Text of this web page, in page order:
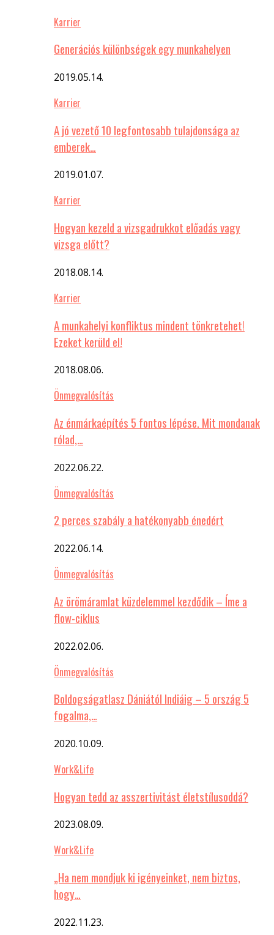
Karrier
Generációs különbségek egy munkahelyen
2019.05.14.
Karrier
A jó vezető 10 legfontosabb tulajdonsága az
emberek…
2019.01.07.
Karrier
Hogyan kezeld a vizsgadrukkot előadás vagy
vizsga előtt?
2018.08.14.
Karrier
A munkahelyi konfliktus mindent tönkretehet!
Ezeket kerüld el!
2018.08.06.
Önmegvalósítás
Az énmárkaépítés 5 fontos lépése. Mit mondanak
rólad,…
2022.06.22.
Önmegvalósítás
2 perces szabály a hatékonyabb énedért
2022.06.14.
Önmegvalósítás
Az örömáramlat küzdelemmel kezdődik – Íme a
flow-ciklus
2022.02.06.
Önmegvalósítás
Boldogságatlasz Dániától Indiáig – 5 ország 5
fogalma,…
2020.10.09.
Work&Life
Hogyan tedd az asszertivitást életstílusoddá?
2023.08.09.
Work&Life
„Ha nem mondjuk ki igényeinket, nem biztos,
hogy…
2022.11.23.